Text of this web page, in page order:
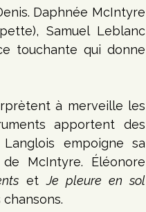
Daphnée McIntyre
Samuel Leblanc
touchante qui donne
à merveille les
apportent des
Langlois empoigne sa
McIntyre. Éléonore
et Je pleure en sol